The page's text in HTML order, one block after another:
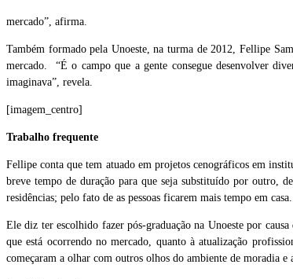
mercado”, afirma.
Também formado pela Unoeste, na turma de 2012, Fellipe
mercado. “É o campo que a gente consegue desenvolver
imaginava”, revela.
[imagem_centro]
Trabalho frequente
Fellipe conta que tem atuado em projetos cenográficos em
breve tempo de duração para que seja substituído por outro,
residências; pelo fato de as pessoas ficarem mais tempo em casa.
Ele diz ter escolhido fazer pós-graduação na Unoeste por
que está ocorrendo no mercado, quanto à atualização
começaram a olhar com outros olhos do ambiente de moradia